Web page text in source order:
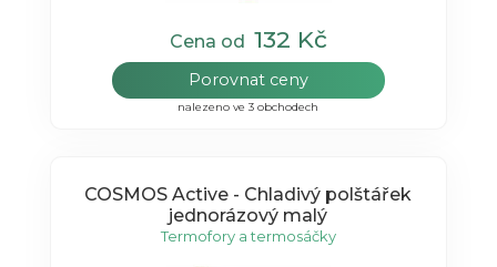
Cena od 132 Kč
Porovnat ceny
nalezeno ve 3 obchodech
COSMOS Active - Chladivý polštářek
jednorázový malý
Termofory a termosáčky